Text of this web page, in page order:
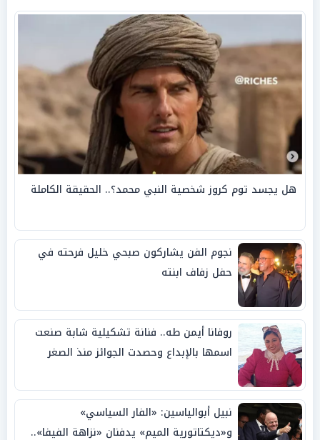
هل يجسد توم كروز شخصية النبي محمد؟.. الحقيقة الكاملة
نجوم الفن يشاركون صبحي خليل فرحته في
حفل زفاف ابنته
روفانا أيمن طه.. فنانة تشكيلية شابة صنعت
اسمها بالإبداع وحصدت الجوائز منذ الصغر
نبيل أبوالياسين: «الفار السياسي»
و«ديكتاتورية الميم» يدفنان «نزاهة الفيفا»..